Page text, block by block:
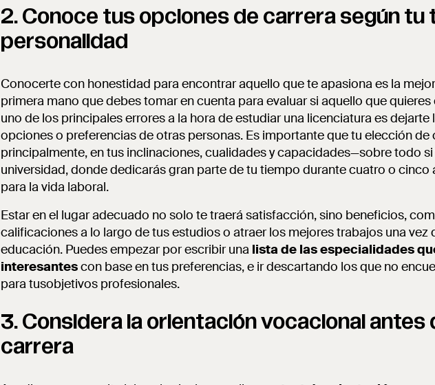
2. Conoce tus opciones de carrera según tu
personalidad
Conocerte con honestidad para encontrar aquello que te apasiona es la
primera mano que debes tomar en cuenta para evaluar si aquello que quieres
uno de los principales errores a la hora de estudiar una licenciatura es dejarte
opciones o preferencias de otras personas. Es importante que tu elección de
principalmente, en tus inclinaciones, cualidades y capacidades—sobre todo si
universidad, donde dedicarás gran parte de tu tiempo durante cuatro o cinco
para la vida laboral.
Estar en el lugar adecuado no solo te traerá satisfacción, sino beneficios,
calificaciones a lo largo de tus estudios o atraer los mejores trabajos una vez
educación. Puedes empezar por escribir una lista de las especialidades
interesantescon base en tus preferencias, e ir descartando los que no
para tusobjetivos profesionales.
3. Considera la orientación vocacional antes
carrera